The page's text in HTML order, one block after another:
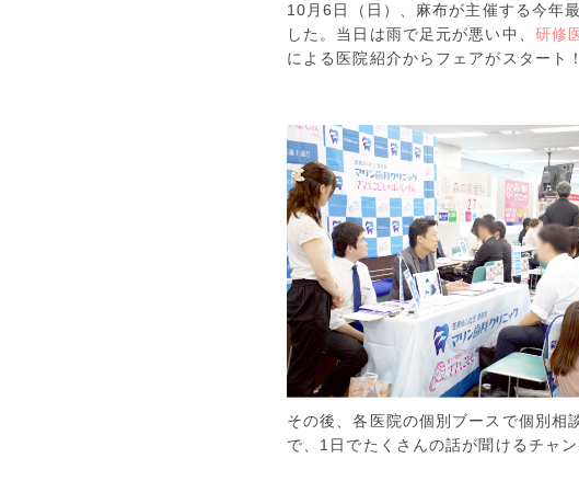
10月6日（日）、麻布が主催する今年
した。当日は雨で足元が悪い中、 研修
による医院紹介からフェアがスタート！
その後、各医院の個別ブースで個別相
で、1日でたくさんの話が聞けるチャン